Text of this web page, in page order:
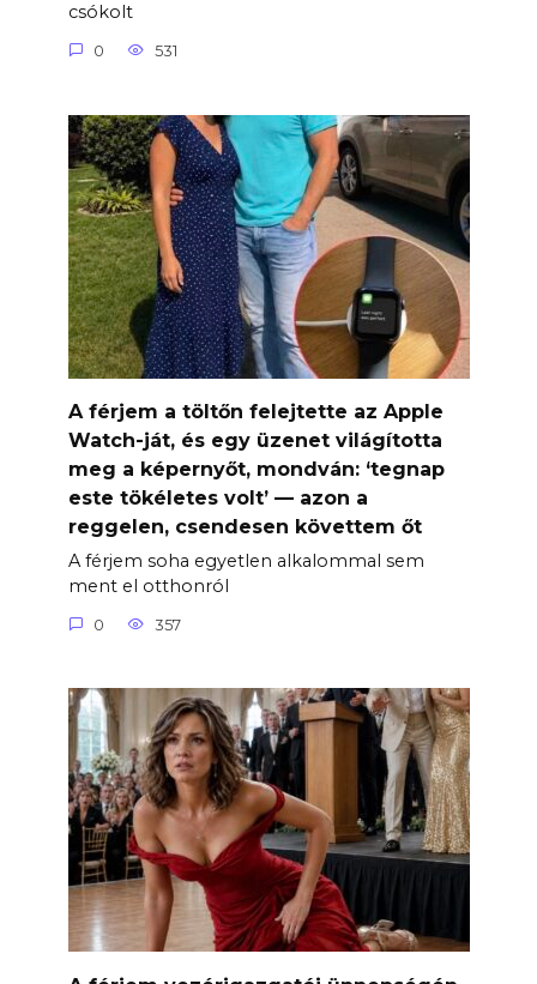
csókolt
0 531
A férjem a töltőn felejtette az Apple
Watch-ját, és egy üzenet világította
meg a képernyőt, mondván: ‘tegnap
este tökéletes volt’ — azon a
reggelen, csendesen követtem őt
A férjem soha egyetlen alkalommal sem
ment el otthonról
0 357